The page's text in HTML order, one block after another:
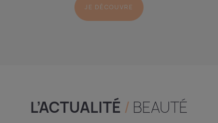
JE DÉCOUVRE
L’ACTUALITÉ / BEAUTÉ